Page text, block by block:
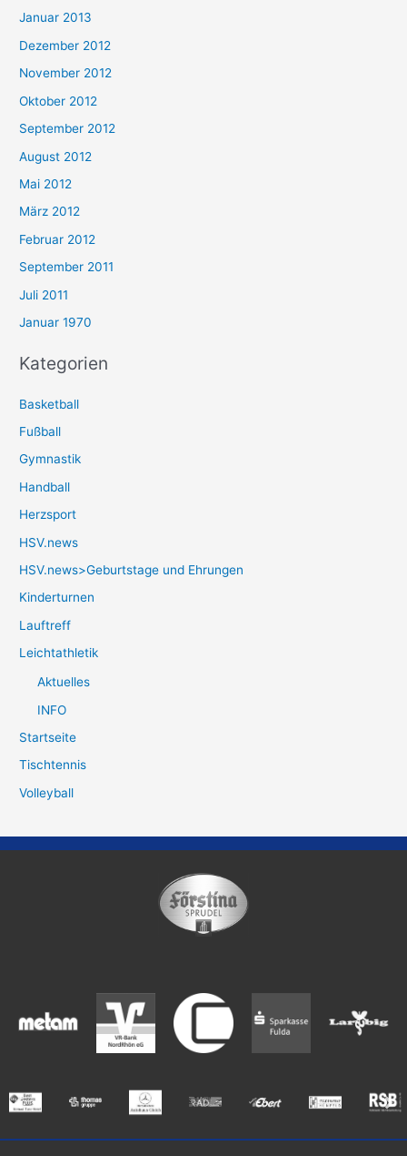
Januar 2013
Dezember 2012
November 2012
Oktober 2012
September 2012
August 2012
Mai 2012
März 2012
Februar 2012
September 2011
Juli 2011
Januar 1970
Kategorien
Basketball
Fußball
Gymnastik
Handball
Herzsport
HSV.news
HSV.news>Geburtstage und Ehrungen
Kinderturnen
Lauftreff
Leichtathletik
Aktuelles
INFO
Startseite
Tischtennis
Volleyball